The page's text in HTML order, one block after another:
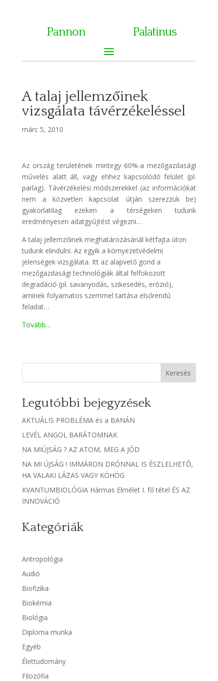
Pannon Palatinus
A talaj jellemzőinek
vizsgálata távérzékeléssel
márc 5, 2010
Az ország területének mintegy 60%-a mezőgazdasági
művelés alatt áll, vagy ehhez kapcsolódó felület (pl.
parlag). Távérzékelési módszerekkel (az információkat
nem a közvetlen kapcsolat útján szerezzük be)
gyakorlatilag ezeken a térségeken tudunk
eredményesen adatgyűjtést végezni…
A talaj jellemzőinek meghatározásánál kétfajta úton
tudunk elindulni. Az egyik a környezetvédelmi
jelenségek vizsgálata. Itt az alapvető gond a
mezőgazdasági technológiák által felfokozott
degradáció (pl. savanyodás, szikesedés, erózió),
aminek folyamatos szemmel tartása elsőrendű
feladat…
Tovább…
Keresés
Legutóbbi bejegyzések
AKTUÁLIS PROBLÉMA és a BANÁN
LEVÉL ANGOL BARÁTOMNAK
NA MIÚJSÁG ? AZ ATOM, MEG A JÓD
NA MI ÚJSÁG ! IMMÁRON DRÓNNAL IS ÉSZLELHETŐ,
HA VALAKI LÁZAS VAGY KÖHÖG
KVANTUMBIOLÓGIA Hármas Elmélet I. fő tétel ÉS AZ
INNOVÁCIÓ
Kategóriák
Antropológia
Audió
Biofizika
Biokémia
Biológia
Diploma munka
Egyéb
Élettudomány
Filozófia